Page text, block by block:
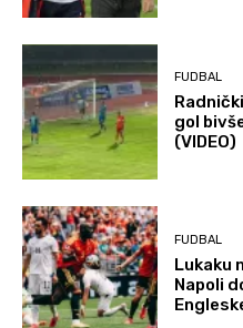
FUDBAL
gol
(VIDEO)
FUDBAL
Lukaku
Napoli